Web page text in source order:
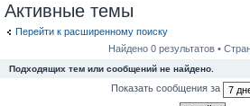
Активные темы
Перейти к расширенному поиску
Найдено 0 результатов •
Подходящих тем или сообщений не найдено.
Показать сообщения за